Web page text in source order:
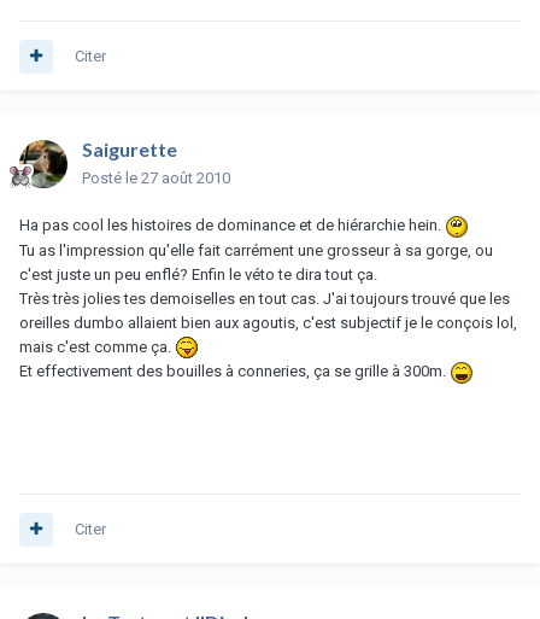
Citer
Saigurette
Posté le 27 août 2010
Ha pas cool les histoires de dominance et de hiérarchie hein.
Tu as l'impression qu'elle fait carrément une grosseur à sa gorge, ou
c'est juste un peu enflé? Enfin le véto te dira tout ça.
Très très jolies tes demoiselles en tout cas. J'ai toujours trouvé que les
oreilles dumbo allaient bien aux agoutis, c'est subjectif je le conçois lol,
mais c'est comme ça.
Et effectivement des bouilles à conneries, ça se grille à 300m.
Citer